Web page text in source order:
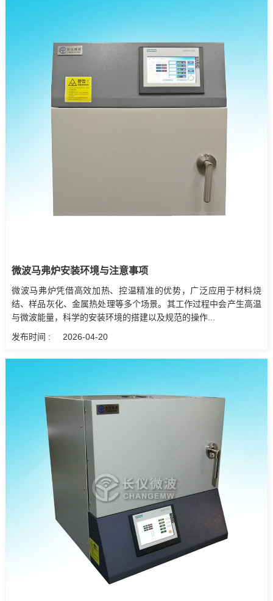
微波马弗炉安装环境与注意事项
微波马弗炉凭借高效加热、控温精准的优势，广泛应用于材料烧
结、样品灰化、金属热处理等多个场景。其工作过程中会产生高温
与微波能量，科学的安装环境的搭建以及规范的操作...
发布时间 :
2026-04-20